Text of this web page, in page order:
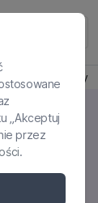
jest dostępny
„Akceptuj
przez
.